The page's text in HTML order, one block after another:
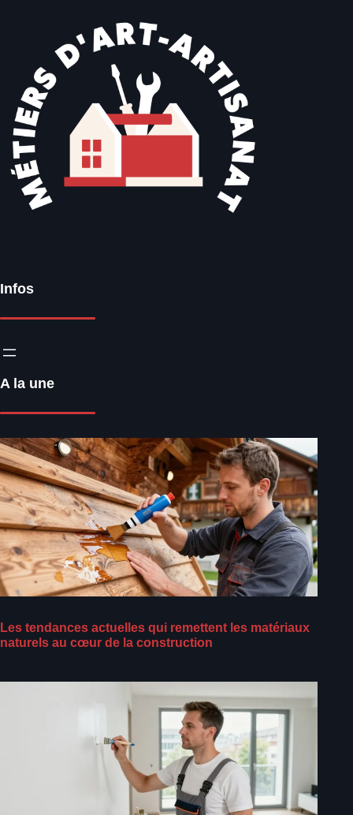
Infos
A la une
Les tendances actuelles qui remettent les matériaux
naturels au cœur de la construction